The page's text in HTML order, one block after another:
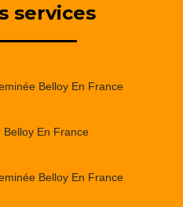
services
Belloy En France
Belloy En France
Belloy En France